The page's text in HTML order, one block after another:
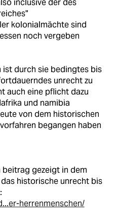
inclusive der des
kolonialmächte sind
noch vergeben
durch sie bedingtes bis
unrecht zu
auch eine pflicht dazu
und namibia
von dem historischen
begangen haben
gezeigt in dem
historische unrecht bis
herrenmenschen/